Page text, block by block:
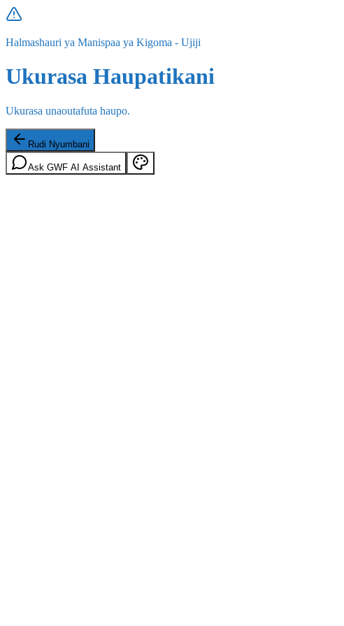
Halmashauri ya Manispaa ya Kigoma - Ujiji
Ukurasa Haupatikani
Ukurasa unaoutafuta haupo.
Rudi Nyumbani
Ask GWF AI Assistant